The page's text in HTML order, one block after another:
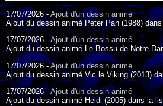
17/07/2026 - Ajout d'un dessin animé
Ajout du dessin animé Peter Pan (1988) dans
17/07/2026 - Ajout d'un dessin animé
Ajout du dessin animé Le Bossu de Notre-
17/07/2026 -Ajout d'un dessin animé
Ajout du dessin animé Vic le Viking (2013)
17/07/2026 -Ajout d'un dessin animé
Ajout du dessin animé Heidi (2005) dans la